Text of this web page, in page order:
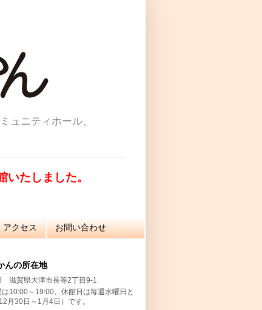
ュニティホール、
たしました。
アクセス お問い合わせ
んの所在地
滋賀県大津市長等2丁目9-1
は10:00～19:00、休館日は毎週水曜日と
月30日～1月4日）です。